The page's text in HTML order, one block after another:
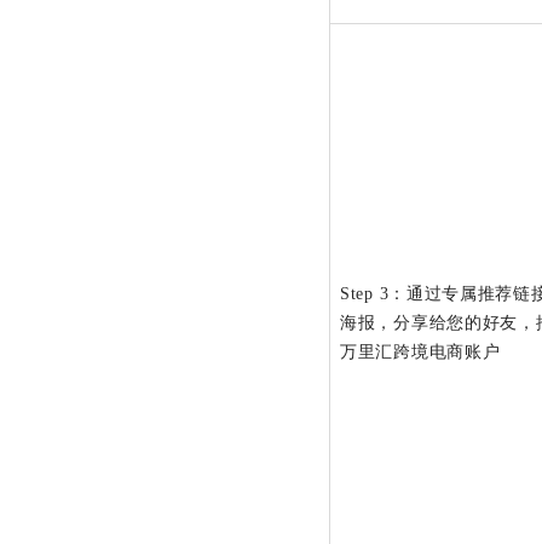
Step 3：通过专属推荐链
海报，分享给您的好友，
万里汇跨境电商账户